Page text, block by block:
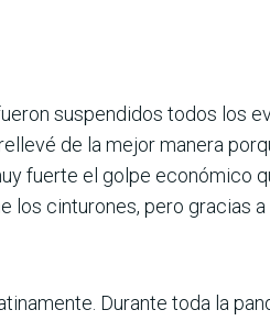
suspendidos todos los
de la mejor manera
fuerte el golpe económico
los cinturones, pero gracias
Durante toda la